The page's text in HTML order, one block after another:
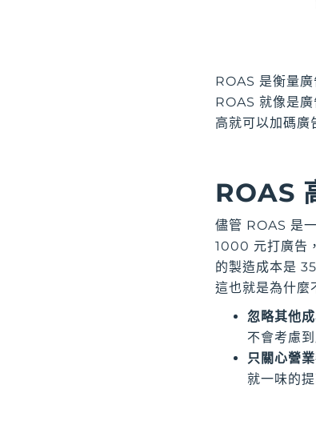
ROAS 是衡量
ROAS 就像是
高就可以加碼
ROAS
儘管 ROAS 是
1000 元打廣告
的製造成本是
這也就是為什麼
忽略其他
不會考慮
只關心營
就一味的